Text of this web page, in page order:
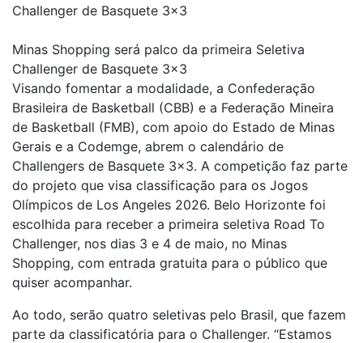
Challenger de Basquete 3×3
Minas Shopping será palco da primeira Seletiva
Challenger de Basquete 3×3
Visando fomentar a modalidade, a Confederação
Brasileira de Basketball (CBB) e a Federação Mineira
de Basketball (FMB), com apoio do Estado de Minas
Gerais e a Codemge, abrem o calendário de
Challengers de Basquete 3×3. A competição faz parte
do projeto que visa classificação para os Jogos
Olímpicos de Los Angeles 2026. Belo Horizonte foi
escolhida para receber a primeira seletiva Road To
Challenger, nos dias 3 e 4 de maio, no Minas
Shopping, com entrada gratuita para o público que
quiser acompanhar.
Ao todo, serão quatro seletivas pelo Brasil, que fazem
parte da classificatória para o Challenger. “Estamos